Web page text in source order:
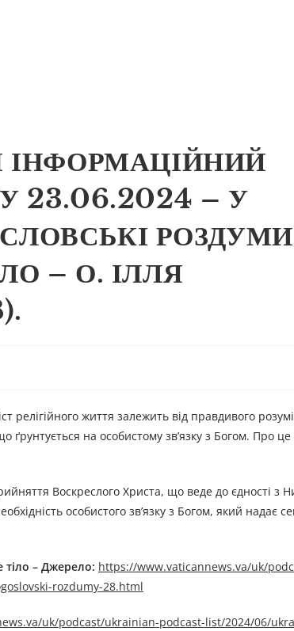
ІНФОРМАЦІЙНИЙ
23.06.2024 – У
– О. ІЛЛЯ
релігійного життя залежить від правдивого
на особистому зв’язку з Богом. Про це
Воскреслого Христа, що веде до єдності з
особистого зв’язку з Богом, який надає
тіло – Джерелo: https://www.vaticannews.va/uk/
rozdumy-28.html
uk/podcast/ukrainian-podcast-list/2024/06/